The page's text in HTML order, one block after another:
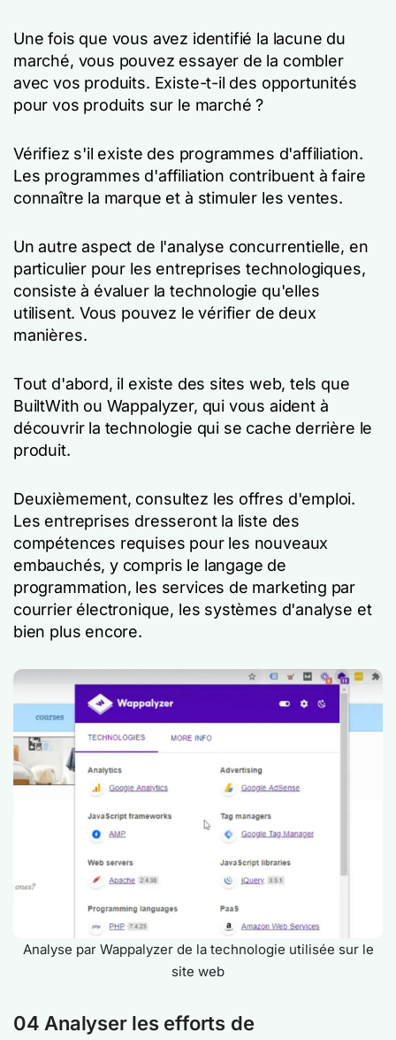
Une fois que vous avez identifié la lacune du
marché, vous pouvez essayer de la combler
avec vos produits. Existe-t-il des opportunités
pour vos produits sur le marché ?
Vérifiez s'il existe des programmes d'affiliation.
Les programmes d'affiliation contribuent à faire
connaître la marque et à stimuler les ventes.
Un autre aspect de l'analyse concurrentielle, en
particulier pour les entreprises technologiques,
consiste à évaluer la technologie qu'elles
utilisent. Vous pouvez le vérifier de deux
manières.
Tout d'abord, il existe des sites web, tels que
BuiltWith ou Wappalyzer, qui vous aident à
découvrir la technologie qui se cache derrière le
produit.
Deuxièmement, consultez les offres d'emploi.
Les entreprises dresseront la liste des
compétences requises pour les nouveaux
embauchés, y compris le langage de
programmation, les services de marketing par
courrier électronique, les systèmes d'analyse et
bien plus encore.
Analyse par Wappalyzer de la technologie utilisée sur le
site web
04 Analyser les efforts de